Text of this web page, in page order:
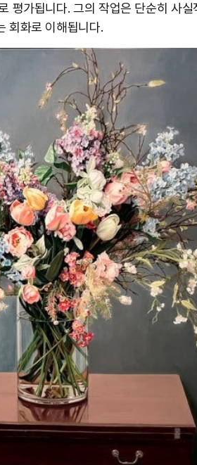
평가됩니다. 그의 작업은 단순히 사실
회화로 이해됩니다.